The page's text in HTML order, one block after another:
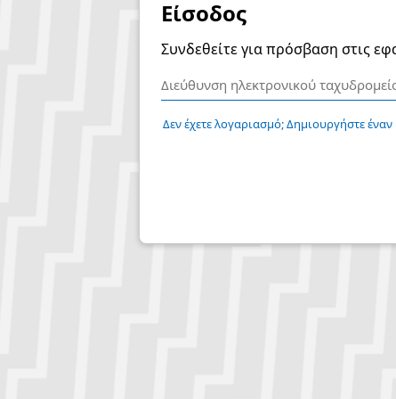
Είσοδος
Συνδεθείτε για πρόσβαση στις
Δεν έχετε λογαριασμό; Δημιουργήστε έναν